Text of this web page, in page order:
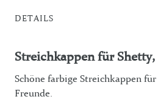
DETAILS
Streichkappen für
Schöne farbige Streichkappen
Freunde.